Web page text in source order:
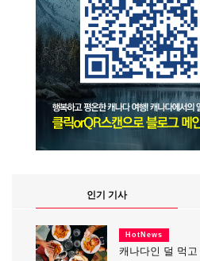
인기 기사
HotNews
캐나다인 덜 먹